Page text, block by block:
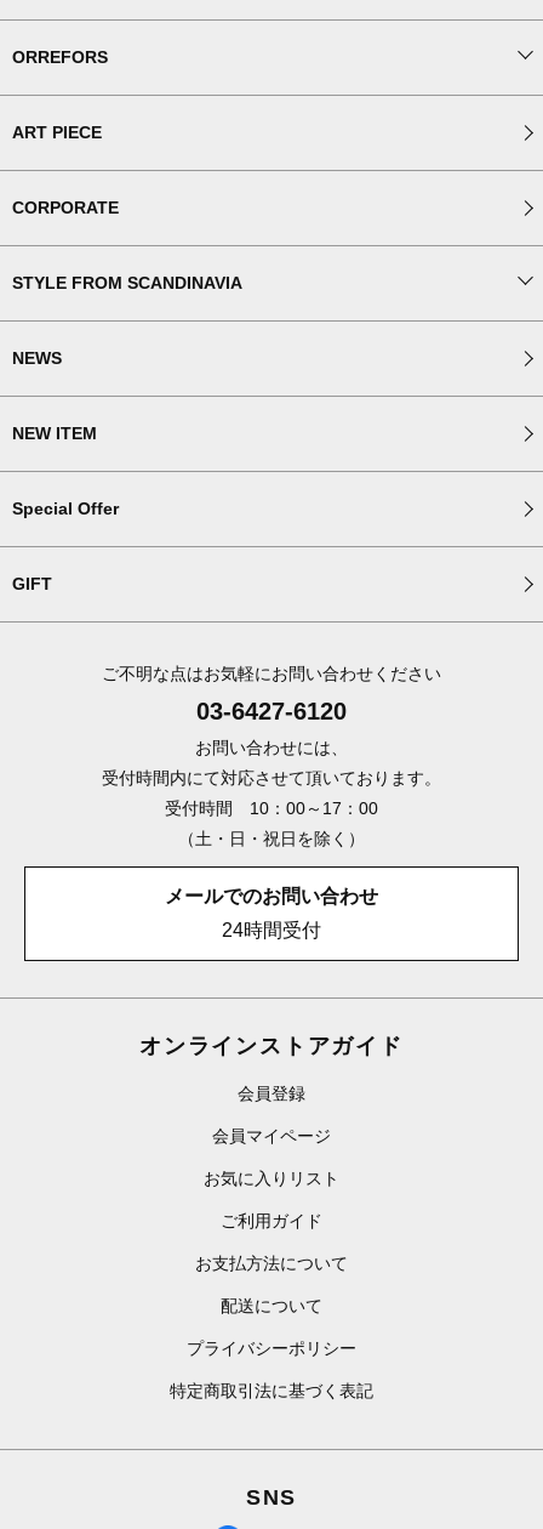
ORREFORS
ART PIECE
CORPORATE
STYLE FROM SCANDINAVIA
NEWS
NEW ITEM
Special Offer
GIFT
ご不明な点はお気軽にお問い合わせください
03-6427-6120
お問い合わせには、
受付時間内にて対応させて頂いております。
受付時間 10：00～17：00
（土・日・祝日を除く）
メールでのお問い合わせ
24時間受付
オンラインストアガイド
会員登録
会員マイページ
お気に入りリスト
ご利用ガイド
お支払方法について
配送について
プライバシーポリシー
特定商取引法に基づく表記
SNS